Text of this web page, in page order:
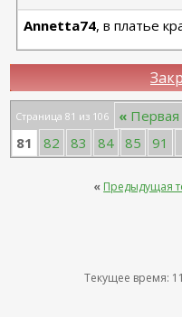
Annetta74, в платье
Страница 81 из 106 « Первая
81
82 83 84 85 91
« Предыдущая
Текущее время: